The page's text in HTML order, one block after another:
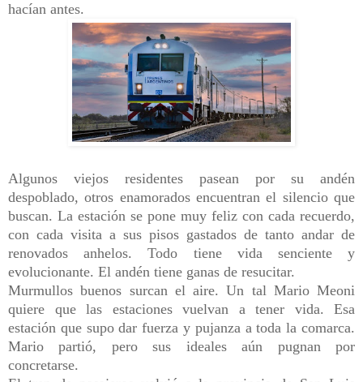
hacían antes.
Algunos viejos residentes pasean por su andén
despoblado, otros enamorados encuentran el silencio que
buscan. La estación se pone muy feliz con cada recuerdo,
con cada visita a sus pisos gastados de tanto andar de
renovados anhelos. Todo tiene vida senciente y
evolucionante. El andén tiene ganas de resucitar.
Murmullos buenos surcan el aire. Un tal Mario Meoni
quiere que las estaciones vuelvan a tener vida. Esa
estación que supo dar fuerza y pujanza a toda la comarca.
Mario partió, pero sus ideales aún pugnan por
concretarse.